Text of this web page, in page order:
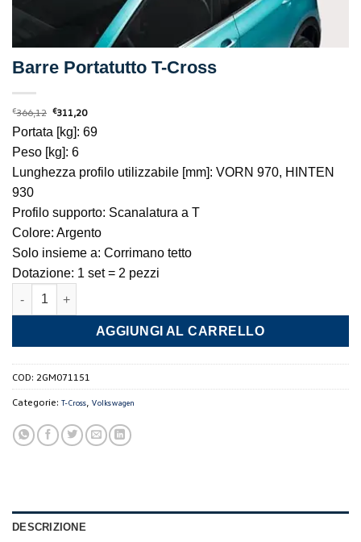
Barre Portatutto T-Cross
€366,12 Il
prezzo
originale
era:
€366,12.
€311,20Il
attuale
è:
Portata [kg]: 69
Peso [kg]: 6
Lunghezza profilo utilizzabile [mm]: VORN 970, HINTEN
930
Profilo supporto: Scanalatura a T
Colore: Argento
Solo insieme a: Corrimano tetto
Dotazione: 1 set = 2 pezzi
Barre Portatutto T-Cross quantità
AGGIUNGI AL CARRELLO
COD: 2GM071151
Categorie: T-Cross Volkswagen
DESCRIZIONE